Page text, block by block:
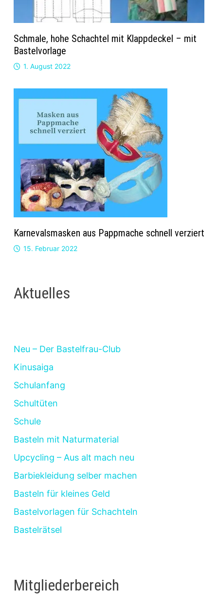
Schmale, hohe Schachtel mit Klappdeckel – mit
Bastelvorlage
1. August 2022
Karnevalsmasken aus Pappmache schnell verziert
15. Februar 2022
Aktuelles
Neu – Der Bastelfrau-Club
Kinusaiga
Schulanfang
Schultüten
Schule
Basteln mit Naturmaterial
Upcycling – Aus alt mach neu
Barbiekleidung selber machen
Basteln für kleines Geld
Bastelvorlagen für Schachteln
Bastelrätsel
Mitgliederbereich